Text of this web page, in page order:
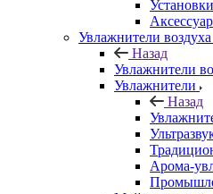
Увлажнители воздуха
Назад
Увлажнители
Увлажнители
Назад
Арома-